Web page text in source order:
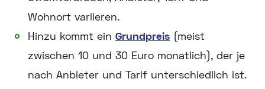
Wohnort variieren.
Hinzu kommt ein Grundpreis (meist
zwischen 10 und 30 Euro monatlich), der je
nach Anbieter und Tarif unterschiedlich ist.